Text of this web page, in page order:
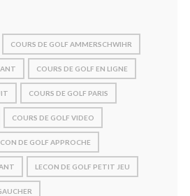
COURS DE GOLF AMMERSCHWIHR
COURS DE GOLF EN LIGNE
COURS DE GOLF PARIS
COURS DE GOLF VIDEO
DE GOLF APPROCHE
LECON DE GOLF PETIT JEU